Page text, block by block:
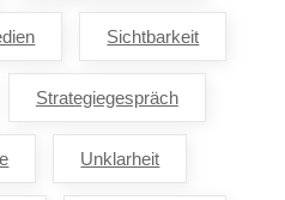
Sichtbarkeit
Strategiegespräch
Unklarheit